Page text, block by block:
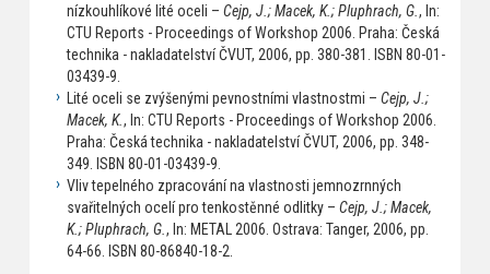
nízkouhlíkové lité oceli – Cejp, J.; Macek, K.; Pluphrach, G., In:
CTU Reports - Proceedings of Workshop 2006. Praha: Česká
technika - nakladatelství ČVUT, 2006, pp. 380-381. ISBN 80-01-
03439-9.
Lité oceli se zvýšenými pevnostními vlastnostmi – Cejp, J.;
Macek, K., In: CTU Reports - Proceedings of Workshop 2006.
Praha: Česká technika - nakladatelství ČVUT, 2006, pp. 348-
349. ISBN 80-01-03439-9.
Vliv tepelného zpracování na vlastnosti jemnozrnných
svařitelných ocelí pro tenkostěnné odlitky – Cejp, J.; Macek,
K.; Pluphrach, G., In: METAL 2006. Ostrava: Tanger, 2006, pp.
64-66. ISBN 80-86840-18-2.